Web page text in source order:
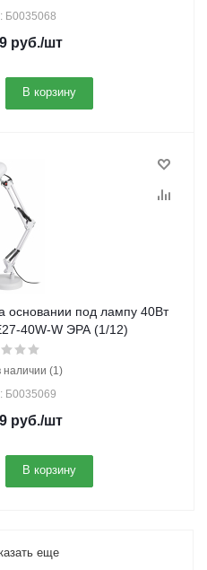
Б0035068
руб./шт
В корзину
основании под лампу 40Вт
40W-W ЭРА (1/12)
наличии (1)
Б0035069
руб./шт
В корзину
еще